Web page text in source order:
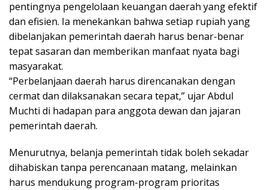
pentingnya pengelolaan keuangan daerah yang efektif
dan efisien. Ia menekankan bahwa setiap rupiah yang
dibelanjakan pemerintah daerah harus benar-benar
tepat sasaran dan memberikan manfaat nyata bagi
masyarakat.
“Perbelanjaan daerah harus direncanakan dengan
cermat dan dilaksanakan secara tepat,” ujar Abdul
Muchti di hadapan para anggota dewan dan jajaran
pemerintah daerah.
Menurutnya, belanja pemerintah tidak boleh sekadar
dihabiskan tanpa perencanaan matang, melainkan
harus mendukung program-program prioritas